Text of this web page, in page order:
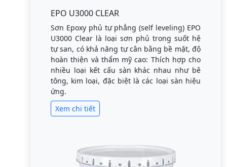
EPO U3000 CLEAR
Sơn Epoxy phủ tự phẳng (self leveling) EPO
U3000 Clear là loại sơn phủ trong suốt hệ
tự san, có khả năng tự cân bằng bề mặt, độ
hoàn thiện và thẩm mỹ cao: Thích hợp cho
nhiều loại kết cấu sàn khác nhau như bê
tông, kim loại, đặc biệt là các loại sàn hiệu
ứng.
Xem chi tiết